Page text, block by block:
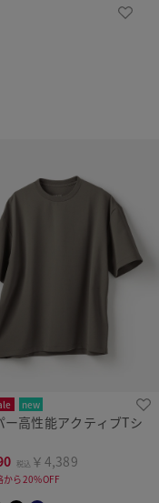
new
ー高性能アクティブTシ
税込 ￥4,389
から20%OFF